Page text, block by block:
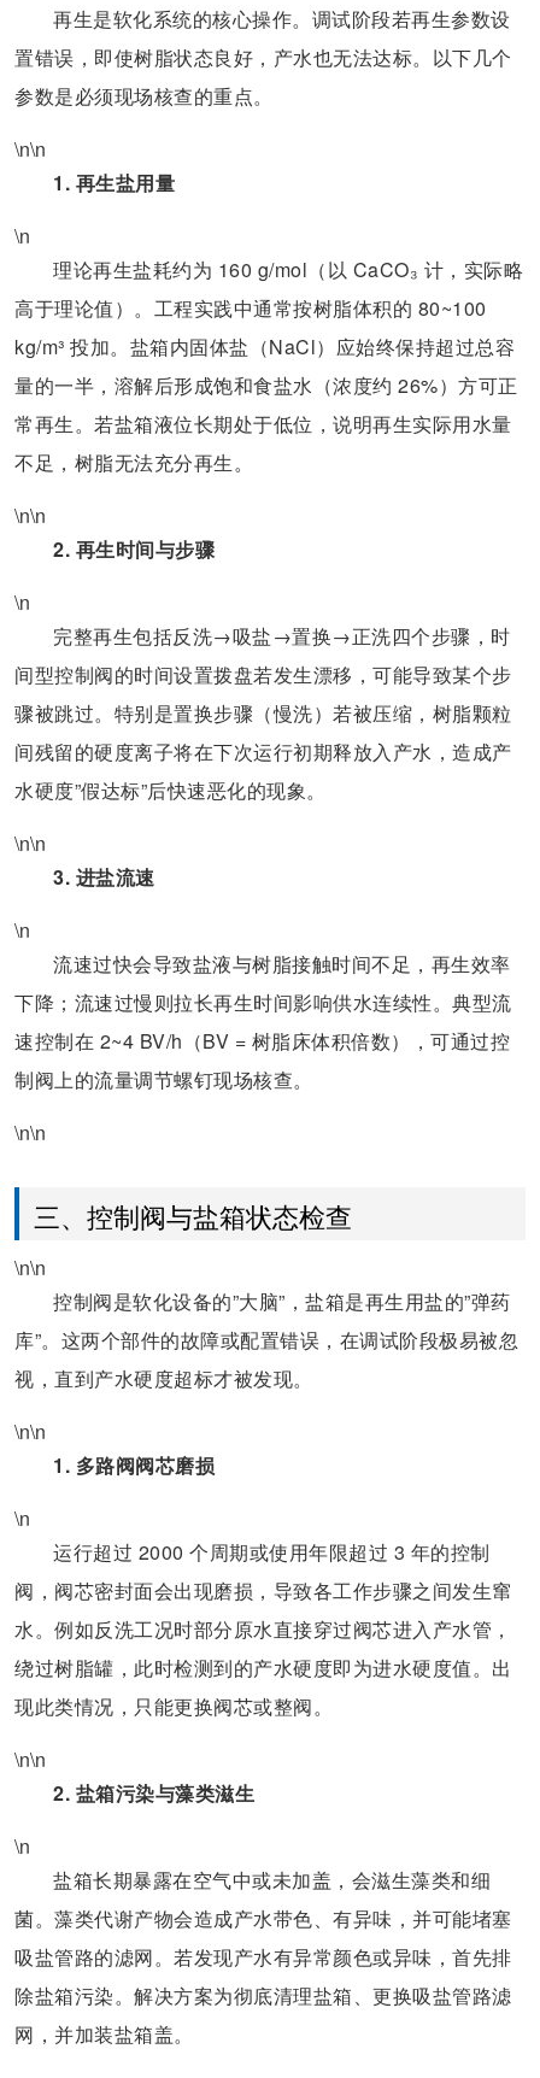
再生是软化系统的核心操作。调试阶段若再生参数设
置错误，即使树脂状态良好，产水也无法达标。以下几个
参数是必须现场核查的重点。
\n\n
1. 再生盐用量
\n
理论再生盐耗约为 160 g/mol（以 CaCO₃ 计，实际略
高于理论值）。工程实践中通常按树脂体积的 80~100
kg/m³ 投加。盐箱内固体盐（NaCl）应始终保持超过总容
量的一半，溶解后形成饱和食盐水（浓度约 26%）方可正
常再生。若盐箱液位长期处于低位，说明再生实际用水量
不足，树脂无法充分再生。
\n\n
2. 再生时间与步骤
\n
完整再生包括反洗→吸盐→置换→正洗四个步骤，时
间型控制阀的时间设置拨盘若发生漂移，可能导致某个步
骤被跳过。特别是置换步骤（慢洗）若被压缩，树脂颗粒
间残留的硬度离子将在下次运行初期释放入产水，造成产
水硬度”假达标”后快速恶化的现象。
\n\n
3. 进盐流速
\n
流速过快会导致盐液与树脂接触时间不足，再生效率
下降；流速过慢则拉长再生时间影响供水连续性。典型流
速控制在 2~4 BV/h（BV = 树脂床体积倍数），可通过控
制阀上的流量调节螺钉现场核查。
\n\n
三、控制阀与盐箱状态检查
\n\n
控制阀是软化设备的”大脑”，盐箱是再生用盐的”弹药
库”。这两个部件的故障或配置错误，在调试阶段极易被忽
视，直到产水硬度超标才被发现。
\n\n
1. 多路阀阀芯磨损
\n
运行超过 2000 个周期或使用年限超过 3 年的控制
阀，阀芯密封面会出现磨损，导致各工作步骤之间发生窜
水。例如反洗工况时部分原水直接穿过阀芯进入产水管，
绕过树脂罐，此时检测到的产水硬度即为进水硬度值。出
现此类情况，只能更换阀芯或整阀。
\n\n
2. 盐箱污染与藻类滋生
\n
盐箱长期暴露在空气中或未加盖，会滋生藻类和细
菌。藻类代谢产物会造成产水带色、有异味，并可能堵塞
吸盐管路的滤网。若发现产水有异常颜色或异味，首先排
除盐箱污染。解决方案为彻底清理盐箱、更换吸盐管路滤
网，并加装盐箱盖。